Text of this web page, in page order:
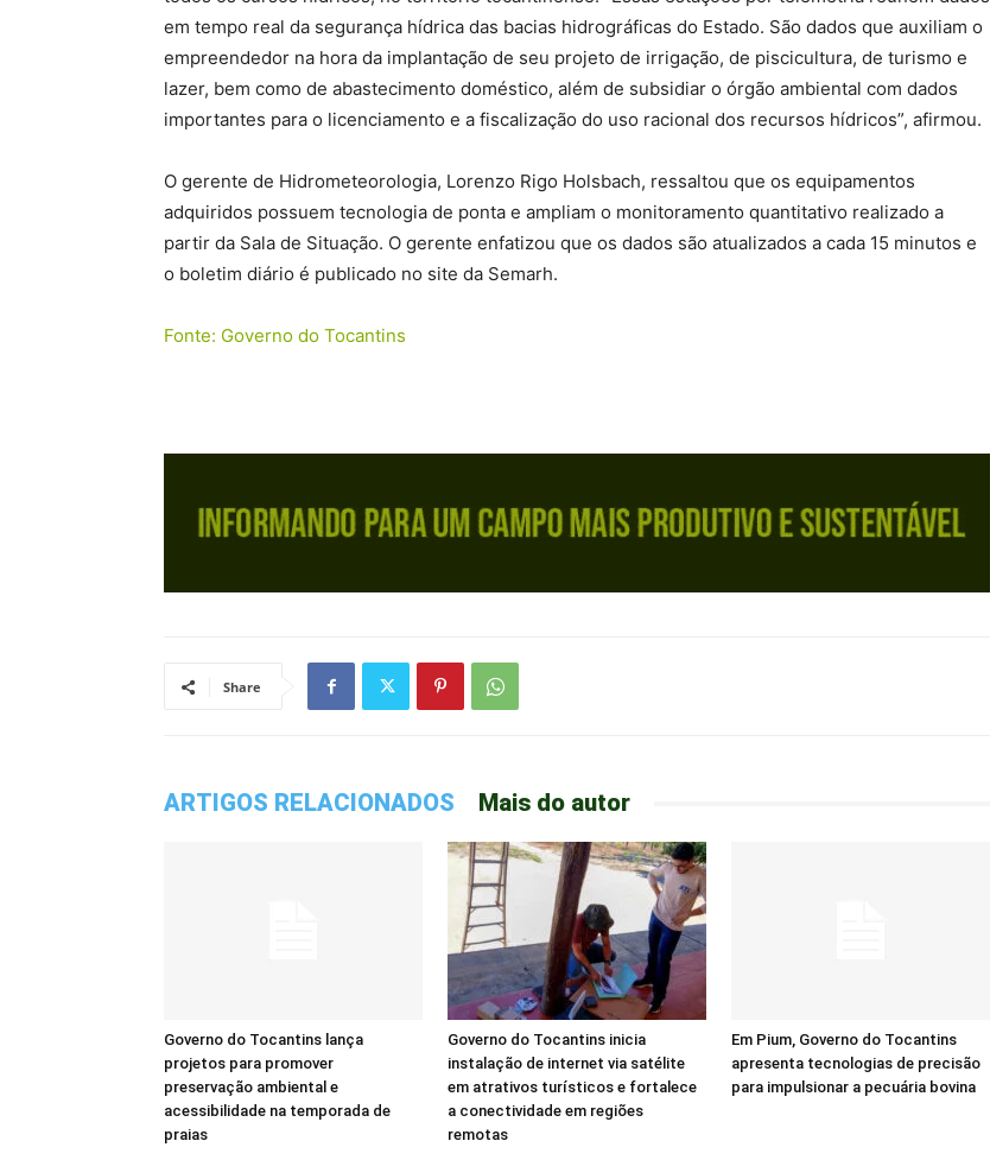
em tempo real da segurança hídrica das bacias hidrográficas do Estado. São dados que auxiliam o
empreendedor na hora da implantação de seu projeto de irrigação, de piscicultura, de turismo e
lazer, bem como de abastecimento doméstico, além de subsidiar o órgão ambiental com dados
importantes para o licenciamento e a fiscalização do uso racional dos recursos hídricos”, afirmou.
O gerente de Hidrometeorologia, Lorenzo Rigo Holsbach, ressaltou que os equipamentos
adquiridos possuem tecnologia de ponta e ampliam o monitoramento quantitativo realizado a
partir da Sala de Situação. O gerente enfatizou que os dados são atualizados a cada 15 minutos e
o boletim diário é publicado no site da Semarh.
Fonte: Governo do Tocantins
Share
ARTIGOS RELACIONADOS Mais do autor
Governo do Tocantins lança
projetos para promover
preservação ambiental e
acessibilidade na temporada de
praias
Governo do Tocantins inicia
instalação de internet via satélite
em atrativos turísticos e fortalece
a conectividade em regiões
remotas
Em Pium, Governo do Tocantins
apresenta tecnologias de precisão
para impulsionar a pecuária bovina